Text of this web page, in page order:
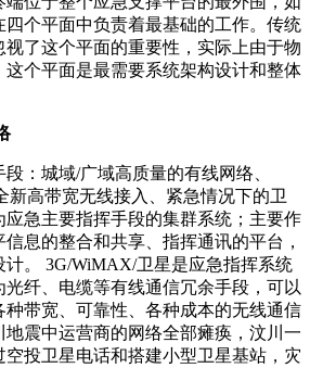
四个平面中负责着最基础的工作。传统
了这个平面的重要性，实际上由于物
个平面是最需要系统架构设计和整体
：城域/广域高质量的有线网络、
新高带宽无线接入、紧急情况下的卫
急主要指挥手段的集群系统；主要作
息的整合和共享、指挥通讯的平台，
。 3G/WiMAX/卫星是应急指挥系统
纤、电缆等有线通信冗余手段，可以
带宽、可靠性、各种成本的无线通信
震中运营商的网络全部瘫痪，汶川一
空投卫星电话和搭建小型卫星基站，灾